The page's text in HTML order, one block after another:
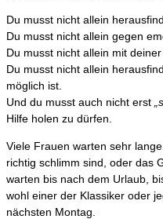
Du musst nicht allein
Du musst nicht allein gegen
Du musst nicht allein mit
Du musst nicht allein
möglich ist.
Und du musst auch nicht erst
Hilfe holen zu dürfen.
Viele Frauen warten sehr
richtig schlimm sind, oder das
warten bis nach dem Urlaub,
wohl einer der Klassiker oder
nächsten Montag.